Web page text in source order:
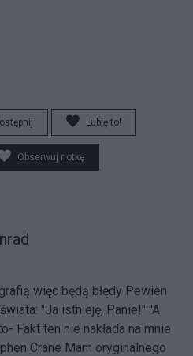
Lubię to!
Obserwuj notkę
więc będą błędy Pewien
"Ja istnieję, Panie!" "A
Fakt ten nie nakłada na mnie
Crane Mam oryginalnego